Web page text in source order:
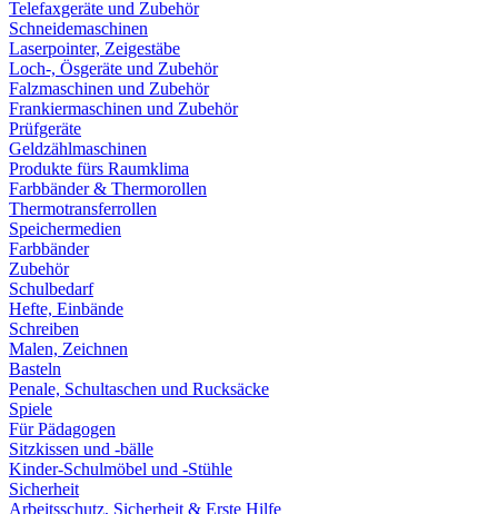
Telefaxgeräte und Zubehör
Schneidemaschinen
Laserpointer, Zeigestäbe
Loch-, Ösgeräte und Zubehör
Falzmaschinen und Zubehör
Frankiermaschinen und Zubehör
Prüfgeräte
Geldzählmaschinen
Produkte fürs Raumklima
Farbbänder & Thermorollen
Thermotransferrollen
Speichermedien
Farbbänder
Zubehör
Schulbedarf
Hefte, Einbände
Schreiben
Malen, Zeichnen
Basteln
Penale, Schultaschen und Rucksäcke
Spiele
Für Pädagogen
Sitzkissen und -bälle
Kinder-Schulmöbel und -Stühle
Sicherheit
Arbeitsschutz, Sicherheit & Erste Hilfe